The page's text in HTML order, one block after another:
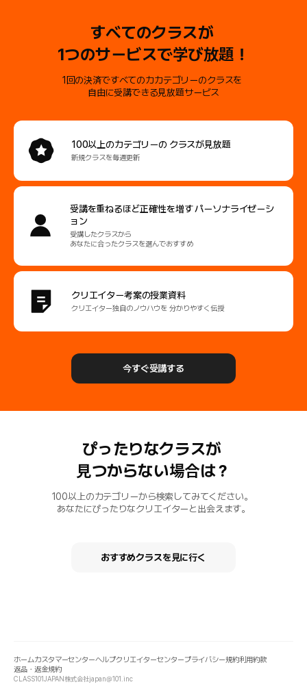
すべてのクラスが
1つのサービスで学び放題！
1回の決済ですべてのカカテゴリーのクラスを
自由に受講できる見放題サービス
100以上のカテゴリーの クラスが見放題
新規クラスを毎週更新
受講を重ねるほど正確性を増すパーソナライゼーシ
ョン
受講したクラスから
あなたに合ったクラスを選んでおすすめ
クリエイター考案の授業資料
クリエイター独自のノウハウを 分かりやすく伝授
今すぐ受講する
ぴったりなクラスが
見つからない場合は？
100以上のカテゴリーから検索してみてください。
あなたにぴったりなクリエイターと出会えます。
おすすめクラスを見に行く
ホームカスタマーセンターヘルプクリエイターセンタープライバシー規約利用約款
返品・返金規約
CLASS101JAPAN株式会社japan@101.inc